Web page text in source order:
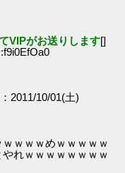
VIPがお送りします[]
2011/10/01(土)
ｗｗｗめｗｗｗｗｗ
れｗｗｗｗｗｗｗｗ